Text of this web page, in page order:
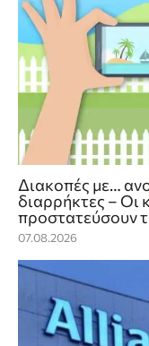
Διακοπές με…
διαρρήκτες – Οι
προστατεύσουν
07.08.2026